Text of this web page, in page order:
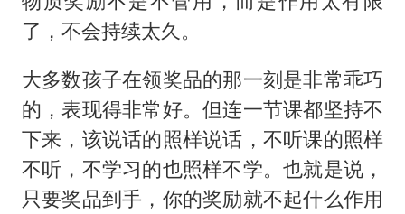
了，不会持续太久。
大多数孩子在领奖品的那一刻是非常乖巧
的，表现得非常好。但连一节课都坚持不
下来，该说话的照样说话，不听课的照样
不听，不学习的也照样不学。也就是说，
只要奖品到手，你的奖励就不起什么作用